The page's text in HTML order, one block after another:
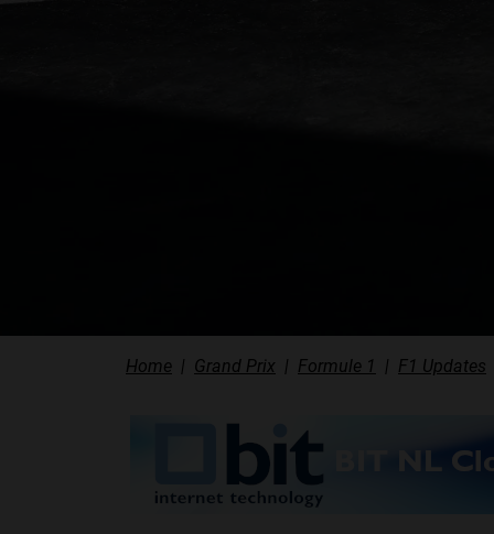
Home Grand Prix Formule 1 F1 Updates